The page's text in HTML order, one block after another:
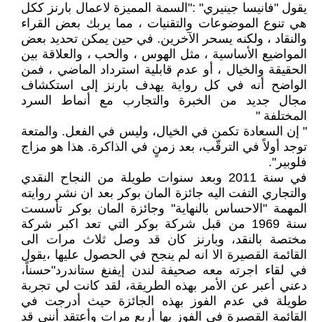
يقول "فانيسا جينيري" :"السمة المميزة لاعمال بارنز ككل
هي تنوع الموضوعات والتقنيات ، مما يربك بعض القراء
والنقاد ، ولكنه يسحر الآخرين. في حين يمكن تحديد بعض
المواضيع الأساسية ، مثل الهوس ، والحب ، والعلاقة بين
الحقيقة والخيال ، أو عدم قابلية استرداد الماضي ، فمن
الواضح أنه في كل رواية يهدف بارنز إلى استكشاف
مجال جديد من الخبرة والتجارب مع أنماط السرد
المختلفة "
" إن السعادة تكمن في الخيال، وليس في الفعل. والمتعة
توجد أولاً في الترقّب، بعد زمنٍ في الذاكرة. هذا هو مزاج
فلوبير".
في سنة 2011 وبعد سنوات طويلة من النجاح النقدي
والتجاري التفت اليه جائزة المان بوكر بعد ان نشر روايته
المهمة "الاحساس بالنهاية" وجائزة المان بوكر تأسست
سنة 1969 من قبل شركة بوكر التي تعد اكبر شركة
مختصة بالنقد، وبارنز كان قد وصل ثلاث مرات الى
القائمة القصيرة الا انه لم ينجح في الحصول عليها ،يقول
في لقاء اجرته معه صحيفة لندن إيفنغ ستاندرد"حسناً،
دعني أعبر عن الأمر بهذه الطريقة، لقد كانت لي تجربة
طويلة في عدم الفوز بهذه الجائزة حيث أدرجت في
القائمة القصيرة في الفوز بها أربع مرات وأعتقد أنني قد